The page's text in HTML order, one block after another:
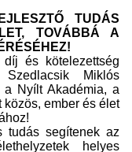
TUDÁS
TOVÁBBÁ A
és kötelezettség
Miklós
a Nyílt Akadémia, a
közös, ember és élet
tudás segítenek az
helyes